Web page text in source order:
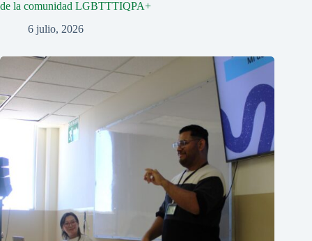
de la comunidad LGBTTTIQPA+
6 julio, 2026